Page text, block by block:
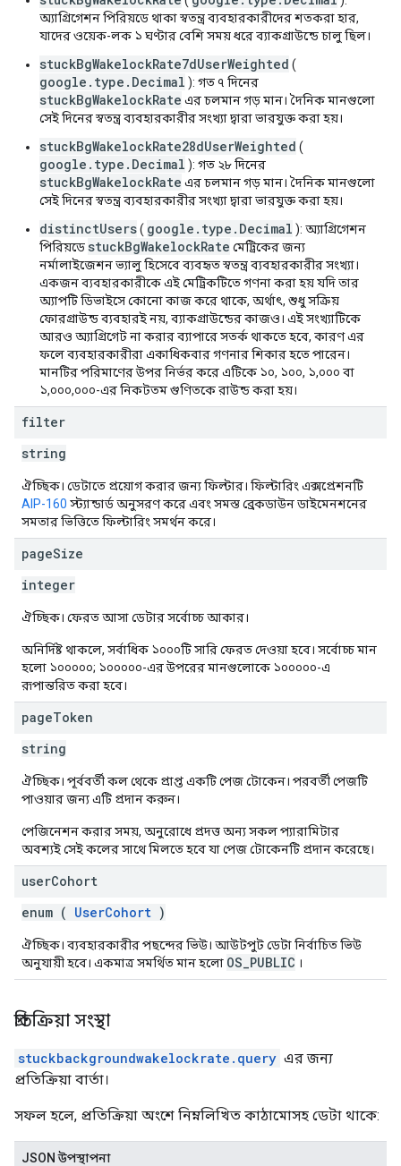
অ্যাগ্রিগেশন পিরিয়ডে থাকা স্বতন্ত্র ব্যবহারকারীদের শতকরা হার,
যাদের ওয়েক-লক ১ ঘণ্টার বেশি সময় ধরে ব্যাকগ্রাউন্ডে চালু ছিল।
stuckBgWakelockRate7dUserWeighted (
google.type.Decimal ): গত ৭ দিনের
stuckBgWakelockRate এর চলমান গড় মান। দৈনিক মানগুলো
সেই দিনের স্বতন্ত্র ব্যবহারকারীর সংখ্যা দ্বারা ভারযুক্ত করা হয়।
stuckBgWakelockRate28dUserWeighted (
google.type.Decimal ): গত ২৮ দিনের
stuckBgWakelockRate এর চলমান গড় মান। দৈনিক মানগুলো
সেই দিনের স্বতন্ত্র ব্যবহারকারীর সংখ্যা দ্বারা ভারযুক্ত করা হয়।
distinctUsers( google.type.Decimal ): অ্যাগ্রিগেশন
পিরিয়ডে stuckBgWakelockRate মেট্রিকের জন্য
নর্মালাইজেশন ভ্যালু হিসেবে ব্যবহৃত স্বতন্ত্র ব্যবহারকারীর সংখ্যা।
একজন ব্যবহারকারীকে এই মেট্রিকটিতে গণনা করা হয় যদি তার
অ্যাপটি ডিভাইসে কোনো কাজ করে থাকে, অর্থাৎ, শুধু সক্রিয়
ফোরগ্রাউন্ড ব্যবহারই নয়, ব্যাকগ্রাউন্ডের কাজও। এই সংখ্যাটিকে
আরও অ্যাগ্রিগেট না করার ব্যাপারে সতর্ক থাকতে হবে, কারণ এর
ফলে ব্যবহারকারীরা একাধিকবার গণনার শিকার হতে পারেন।
মানটির পরিমাণের উপর নির্ভর করে এটিকে ১০, ১০০, ১,০০০ বা
১,০০০,০০০-এর নিকটতম গুণিতকে রাউন্ড করা হয়।
filter
string
ঐচ্ছিক। ডেটাতে প্রয়োগ করার জন্য ফিল্টার। ফিল্টারিং এক্সপ্রেশনটি
AIP-160 স্ট্যান্ডার্ড অনুসরণ করে এবং সমস্ত ব্রেকডাউন ডাইমেনশনের
সমতার ভিত্তিতে ফিল্টারিং সমর্থন করে।
pageSize
integer
ঐচ্ছিক। ফেরত আসা ডেটার সর্বোচ্চ আকার।
অনির্দিষ্ট থাকলে, সর্বাধিক ১০০০টি সারি ফেরত দেওয়া হবে। সর্বোচ্চ মান
হলো ১০০০০০; ১০০০০০-এর উপরের মানগুলোকে ১০০০০০-এ
রূপান্তরিত করা হবে।
pageToken
string
ঐচ্ছিক। পূর্ববর্তী কল থেকে প্রাপ্ত একটি পেজ টোকেন। পরবর্তী পেজটি
পাওয়ার জন্য এটি প্রদান করুন।
পেজিনেশন করার সময়, অনুরোধে প্রদত্ত অন্য সকল প্যারামিটার
অবশ্যই সেই কলের সাথে মিলতে হবে যা পেজ টোকেনটি প্রদান করেছে।
userCohort
enum ( UserCohort )
ঐচ্ছিক। ব্যবহারকারীর পছন্দের ভিউ। আউটপুট ডেটা নির্বাচিত ভিউ
অনুযায়ী হবে। একমাত্র সমর্থিত মান হলো OS_PUBLIC ।
প্রতিক্রিয়া সংস্থা
stuckbackgroundwakelockrate.query এর জন্য
প্রতিক্রিয়া বার্তা।
সফল হলে, প্রতিক্রিয়া অংশে নিম্নলিখিত কাঠামোসহ ডেটা থাকে:
JSON উপস্থাপনা